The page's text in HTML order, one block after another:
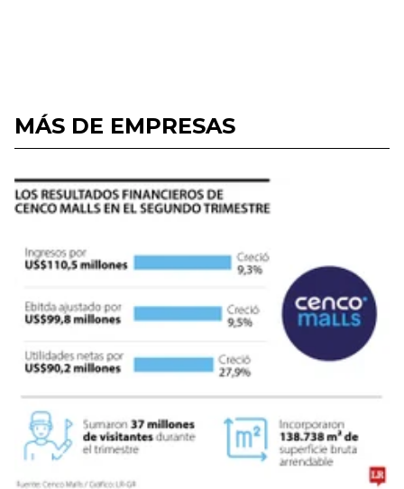
MÁS DE EMPRESAS